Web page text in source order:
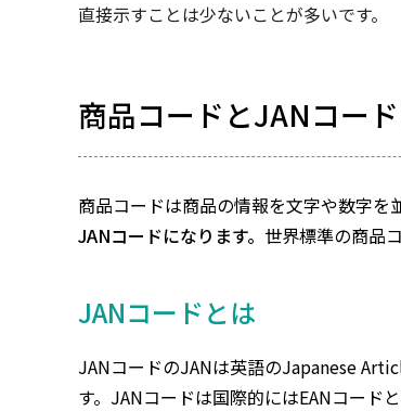
直接示すことは少ないことが多いです。
商品コードとJANコー
商品コードは商品の情報を文字や数字を
JANコードになります。 世界標準の商品
JANコードとは
JANコードのJANは英語のJapanese
す。JANコードは国際的にはEANコード